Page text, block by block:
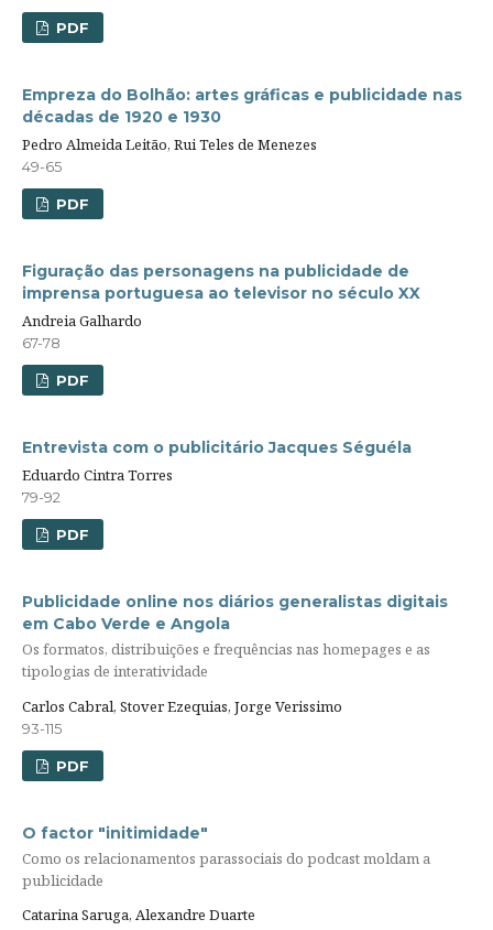
PDF
Empreza do Bolhão: artes gráficas e publicidade nas
décadas de 1920 e 1930
Pedro Almeida Leitão, Rui Teles de Menezes
49-65
PDF
Figuração das personagens na publicidade de
imprensa portuguesa ao televisor no século XX
Andreia Galhardo
67-78
PDF
Entrevista com o publicitário Jacques Séguéla
Eduardo Cintra Torres
79-92
PDF
Publicidade online nos diários generalistas digitais
em Cabo Verde e Angola
Os formatos, distribuições e frequências nas homepages e as
tipologias de interatividade
Carlos Cabral, Stover Ezequias, Jorge Verissimo
93-115
PDF
O factor "initimidade"
Como os relacionamentos parassociais do podcast moldam a
publicidade
Catarina Saruga, Alexandre Duarte